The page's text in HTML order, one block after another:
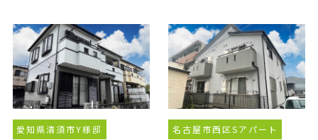
愛知県清須市Y様邸 名古屋市西区Sアパート